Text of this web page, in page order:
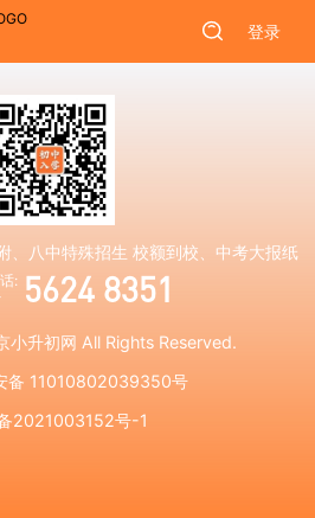
登录
、八中特殊招生 校额到校、中考大报纸
: 5624 8351
小升初网 All Rights Reserved.
备 11010802039350号
2021003152号-1